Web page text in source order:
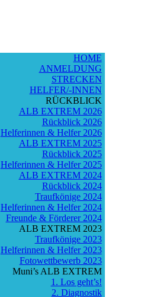
HOME
ANMELDUNG
STRECKEN
HELFER/-INNEN
RÜCKBLICK
ALB EXTREM 2026
Rückblick 2026
Helferinnen & Helfer 2026
ALB EXTREM 2025
Rückblick 2025
Helferinnen & Helfer 2025
ALB EXTREM 2024
Rückblick 2024
Traufkönige 2024
Helferinnen & Helfer 2024
Freunde & Förderer 2024
ALB EXTREM 2023
Traufkönige 2023
Helferinnen & Helfer 2023
Fotowettbewerb 2023
Muni’s ALB EXTREM
1. Los geht’s!
2. Diagnostik